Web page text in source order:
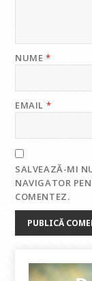
NUME*
EMAIL *
SALVEAZĂ-MI
NAVIGATOR
COMENTEZ.